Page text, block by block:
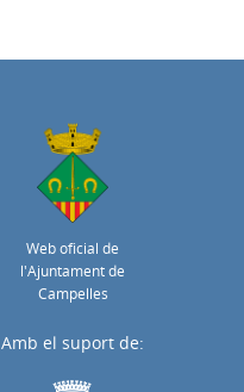
Web oficial de
l'Ajuntament de
Campelles
Amb el suport de: